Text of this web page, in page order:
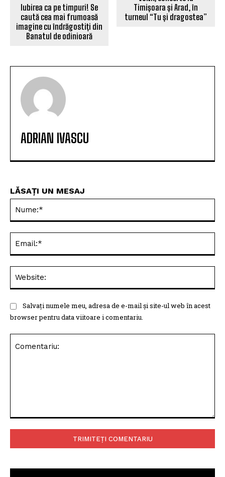
Iubirea ca pe timpuri! Se
caută cea mai frumoasă
imagine cu îndrăgostiți din
Banatul de odinioară
Timișoara și Arad, în
turneul “Tu și dragostea”
ADRIAN IVASCU
LĂSAȚI UN MESAJ
Salvați numele meu, adresa de e-mail și site-ul web în acest
browser pentru data viitoare i comentariu.